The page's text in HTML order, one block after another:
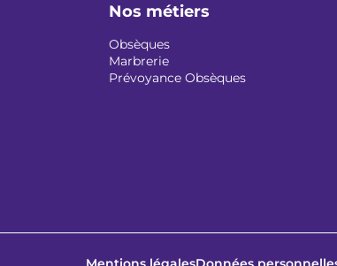
Nos métiers
Obsèques
Marbrerie
Prévoyance Obsèques